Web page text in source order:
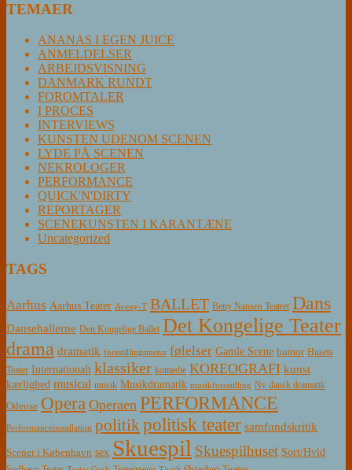
TEMAER
ANANAS I EGEN JUICE
ANMELDELSER
ARBEJDSVISNING
DANMARK RUNDT
FOROMTALER
I PROCES
INTERVIEWS
KUNSTEN UDENOM SCENEN
LYDE PÅ SCENEN
NEKROLOGER
PERFORMANCE
QUICK'N'DIRTY
REPORTAGER
SCENEKUNSTEN I KARANTÆNE
Uncategorized
TAGS
Aarhus Aarhus Teater Aveny-T BALLET Betty Nansen Teatret Dans
Dansehallerne Den Kongelige Ballet Det Kongelige Teater
drama dramatik forestillingsmenu følelser Gamle Scene humor Husets
Teater Internationalt klassiker komedie KOREOGRAFI kunst
kærlighed musical musik Musikdramatik musikforestilling Ny dansk dramatik
Odense Opera Operaen PERFORMANCE
Performanceinstallation politikpolitisk teater samfundskritik
Scener i København sex Skuespil Skuespilhuset Sort/Hvid